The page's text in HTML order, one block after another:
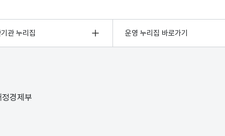
관 누리집 운영 누리집 바로가기
경제부